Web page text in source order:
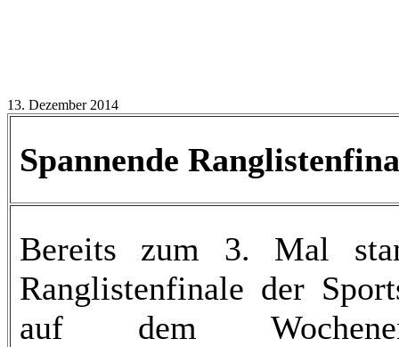
13. Dezember 2014
Spannende
Bereits zum 3. Mal
Ranglistenfinale der
auf dem